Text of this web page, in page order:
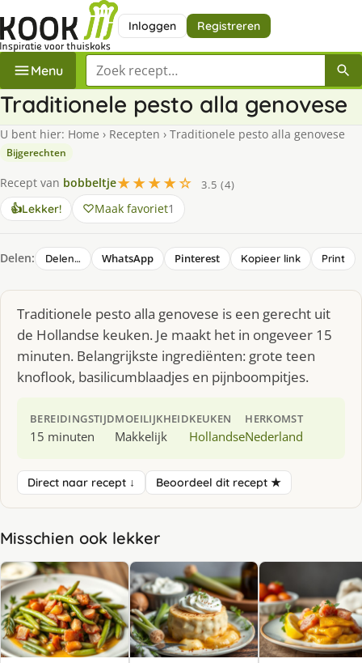
Inloggen Registreren
Menu Zoek een recept
Traditionele pesto alla genovese
U bent hier: Home › Recepten › Traditionele pesto alla genovese
Bijgerechten
Recept van bobbeltje★★★★☆
3.5 (4)
👍Lekker! Maak favoriet1
Delen: Delen… WhatsApp Pinterest Kopieer link Print
Traditionele pesto alla genovese is een gerecht uit
de Hollandse keuken. Je maakt het in ongeveer 15
minuten. Belangrijkste ingrediënten: grote teen
knoflook, basilicumblaadjes en pijnboompitjes.
BEREIDINGSTIJD
15 minuten
MOEILIJKHEID
Makkelijk
KEUKEN
Hollandse
HERKOMST
Nederland
Direct naar recept ↓ Beoordeel dit recept ★
Misschien ook lekker